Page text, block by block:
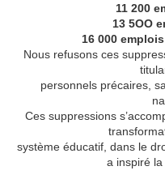
11 200
 13 5OO
 16 000
Nous refusons ces
personnels précaires,
Ces suppressions
système éducatif, dans le
a inspiré la